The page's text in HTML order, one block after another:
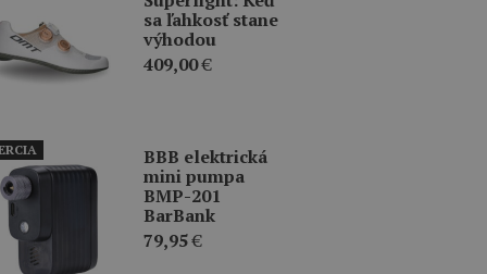
sa ľahkosť stane
výhodou
409,00€
BBB elektrická
mini pumpa
BMP-201
BarBank
79,95€